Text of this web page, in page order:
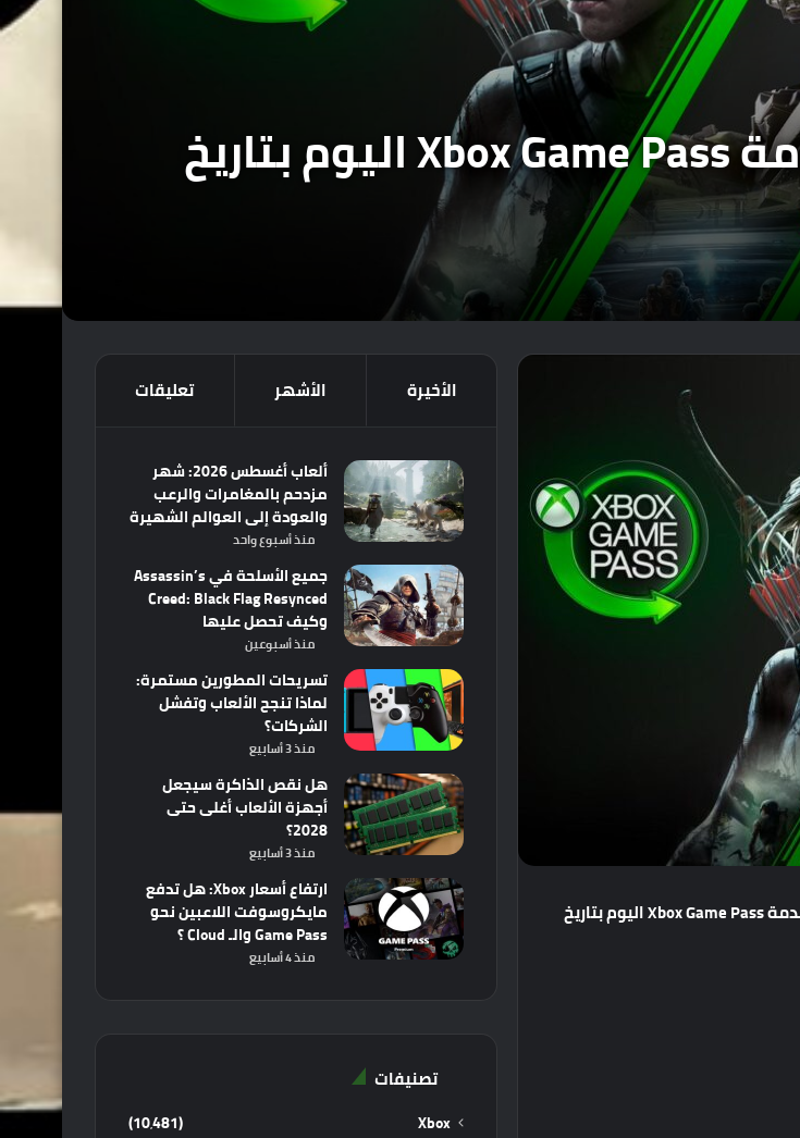
للتذكير : أربعة ألعاب تغادر خدمة Xbox Game Pass اليوم بتاريخ
كشفت شركة Microsoft عن أربعة ألعاب جديدة من المفترض أن تغادر خدمة Xbox Game Pass اليوم بتاريخ
الأخيرة الأشهر تعليقات
ألعاب أغسطس 2026: شهر
مزدحم بالمغامرات والرعب
والعودة إلى العوالم الشهيرة
منذ أسبوع واحد
جميع الأسلحة في Assassin’s
Creed: Black Flag Resynced
وكيف تحصل عليها
منذ أسبوعين
تسريحات المطورين مستمرة:
لماذا تنجح الألعاب وتفشل
الشركات؟
منذ 3 أسابيع
هل نقص الذاكرة سيجعل
أجهزة الألعاب أغلى حتى
2028؟
منذ 3 أسابيع
ارتفاع أسعار Xbox: هل تدفع
مايكروسوفت اللاعبين نحو
Game Pass والـ Cloud ؟
منذ 4 أسابيع
تصنيفات
Xbox
(10٬481)